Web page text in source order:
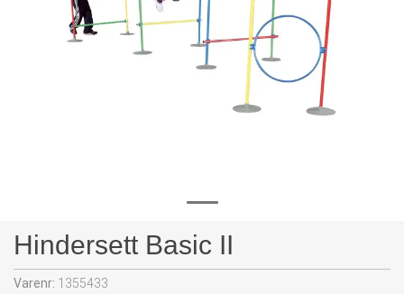
Hindersett Basic II
Varenr: 1355433